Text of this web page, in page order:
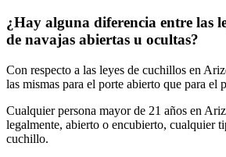
¿Hay alguna diferencia entre las
de navajas abiertas u ocultas?
Con respecto a las leyes de cuchillos en
las mismas para el porte abierto que para el
Cualquier persona mayor de 21 años en
legalmente, abierto o encubierto, cualquier
cuchillo.